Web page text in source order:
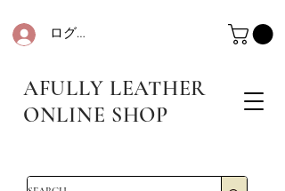
ログイン
AFULLY LEATHER
ONLINE SHOP